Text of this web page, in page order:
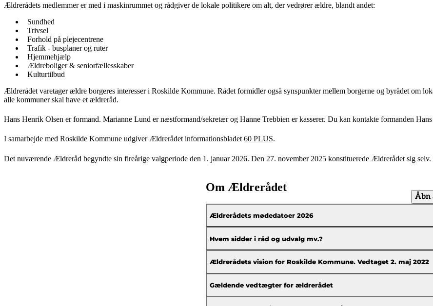
Ældrerådets medlemmer er med i maskinrummet og rådgiver de lokale politikere om alt, der vedrører ældre, blandt andet:
Sundhed
Trivsel
Forhold på plejecentrene
Trafik - busplaner og ruter
Hjemmehjælp
Ældreboliger & seniorfællesskaber
Kulturtilbud
Ældrerådet varetager ældre borgeres interesser i Roskilde Kommune. Rådet formidler også synspunkter mellem borgerne og byrådet om
alle kommuner skal have et ældreråd.
Hans Henrik Olsen er formand. Marianne Lund er næstformand/sekretær og Hanne Trebbien er kasserer. Du kan kontakte formanden
I samarbejde med Roskilde Kommune udgiver Ældrerådet informationsbladet60 PLUS.
Det nuværende Ældreråd begyndte sin fireårige valgperiode den 1. januar 2026. Den 27. november 2025 konstituerede Ældrerådet sig selv.
Om Ældrerådet
Åbn
Ældrerådets mødedatoer 2026
Hvem sidder i råd og udvalg mv.?
Ældrerådets vision for Roskilde Kommune. Vedtaget 2. maj 2022
Gældende vedtægter for ældrerådet